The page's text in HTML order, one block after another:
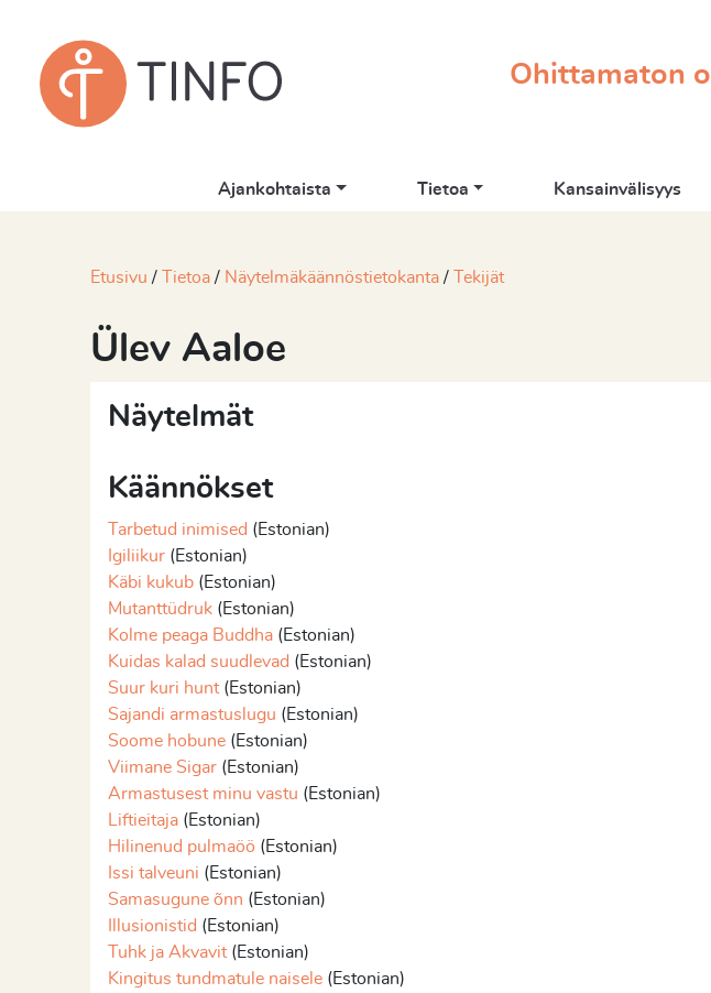
Ohittamaton
Ajankohtaista Tietoa Kansainvälisyys
Etusivu Tietoa Näytelmäkäännöstietokanta Tekijät
Ülev Aaloe
Näytelmät
Käännökset
Tarbetud inimised (Estonian)
Igiliikur (Estonian)
Käbi kukub (Estonian)
Mutanttüdruk (Estonian)
Kolme peaga Buddha (Estonian)
Kuidas kalad suudlevad (Estonian)
Suur kuri hunt(Estonian)
Sajandi armastuslugu (Estonian)
Soome hobune (Estonian)
Viimane Sigar (Estonian)
Armastusest minu vastu (Estonian)
Liftieitaja (Estonian)
Hilinenud pulmaöö (Estonian)
Issi talveuni (Estonian)
Samasugune õnn (Estonian)
Illusionistid (Estonian)
Tuhk ja Akvavit(Estonian)
Kingitus tundmatule naisele (Estonian)